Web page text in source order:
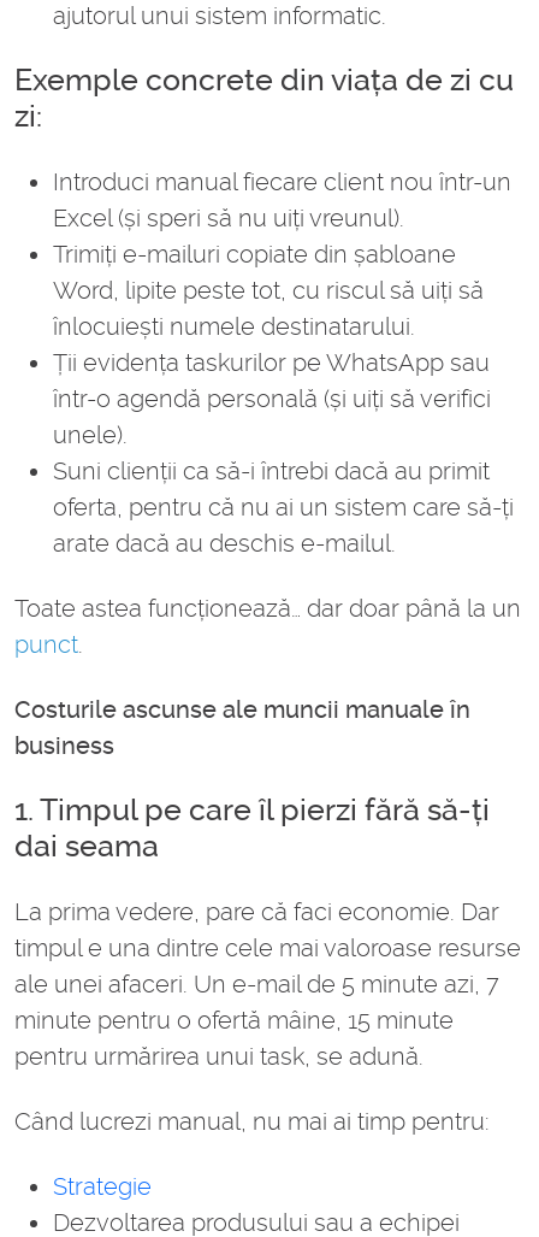
ajutorul unui sistem informatic.
Exemple concrete din viața de zi cu
zi:
Introduci manual fiecare client nou într-un
Excel (și speri să nu uiți vreunul).
Trimiți e-mailuri copiate din șabloane
Word, lipite peste tot, cu riscul să uiți să
înlocuiești numele destinatarului.
Ții evidența taskurilor pe WhatsApp sau
într-o agendă personală (și uiți să verifici
unele).
Suni clienții ca să-i întrebi dacă au primit
oferta, pentru că nu ai un sistem care să-ți
arate dacă au deschis e-mailul.
Toate astea funcționează… dar doar până la un
punct.
Costurile ascunse ale muncii manuale în
business
1. Timpul pe care îl pierzi fără să-ți
dai seama
La prima vedere, pare că faci economie. Dar
timpul e una dintre cele mai valoroase resurse
ale unei afaceri. Un e-mail de 5 minute azi, 7
minute pentru o ofertă mâine, 15 minute
pentru urmărirea unui task, se adună.
Când lucrezi manual, nu mai ai timp pentru:
Strategie
Dezvoltarea produsului sau a echipei